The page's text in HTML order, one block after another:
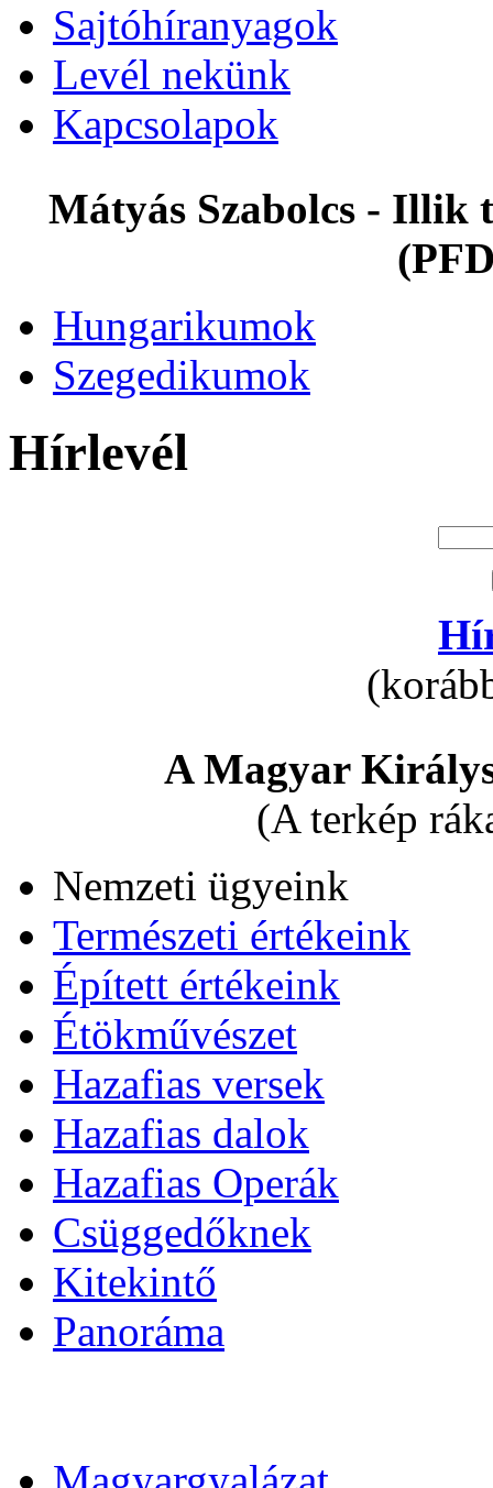
Sajtóhíranyagok
Levél nekünk
Kapcsolapok
Mátyás Szabolcs - Illik
Hungarikumok
Szegedikumok
Hírlevél
A Magyar
(A terkép
Nemzeti ügyeink
Természeti értékeink
Épített értékeink
Étökművészet
Hazafias versek
Hazafias dalok
Hazafias Operák
Csüggedőknek
Kitekintő
Panoráma